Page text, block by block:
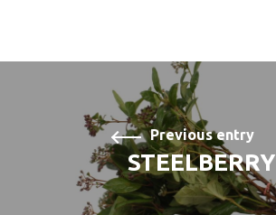
Previous entry
STEELBERRY